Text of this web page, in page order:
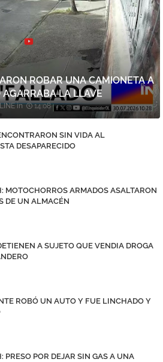
ROBAR UNA CAMIONETA A
AGARRABA LA LLAVE
14:08
SIN VIDA AL
DESAPARECIDO
MOTOCHORROS ARMADOS ASALTARON
DE UN ALMACÉN
A SUJETO QUE VENDIA DROGA
ROBÓ UN AUTO Y FUE LINCHADO Y
PRESO POR DEJAR SIN GAS A UNA